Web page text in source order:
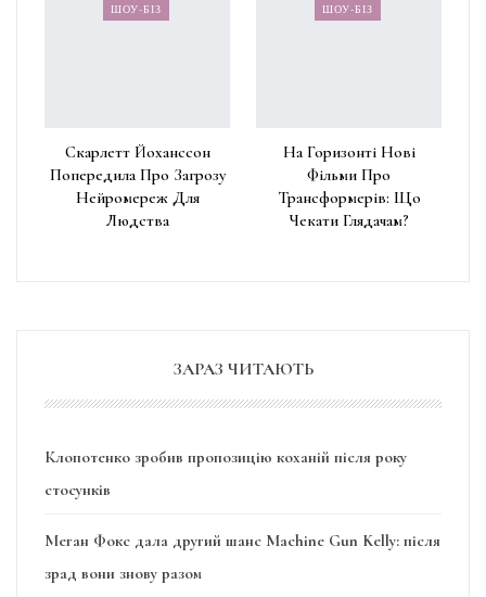
ШОУ-БІЗ
Скарлетт Йоханссон
Попередила Про Загрозу
Нейромереж Для
Людства
ШОУ-БІЗ
На Горизонті Нові
Фільми Про
Трансформерів: Що
Чекати Глядачам?
ЗАРАЗ ЧИТАЮТЬ
Клопотенко зробив пропозицію коханій після року
стосунків
Меган Фокс дала другий шанс Machine Gun Kelly: після
зрад вони знову разом